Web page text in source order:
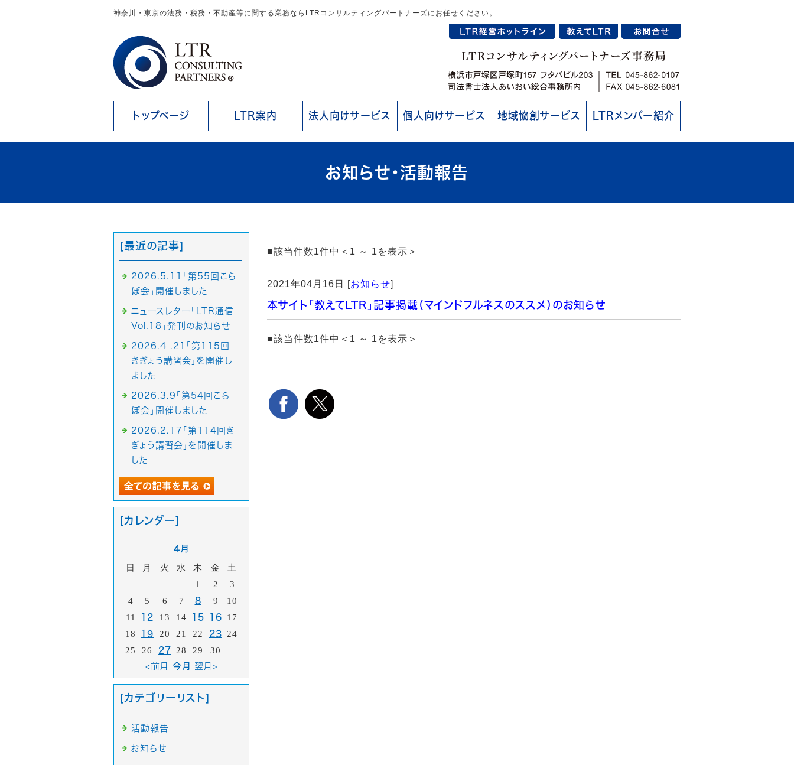
神奈川・東京の法務・税務・不動産等に関する業務ならLTRコンサルティングパートナーズにお任せください。
トップページ LTR案内 法人向けサービス 個人向けサービス 地域協創サービス LTRメンバー紹介
お知らせ・活動報告
■該当件数1件中＜1 ～ 1を表示＞
2021年04月16日 [お知らせ]
本サイト「教えてLTR」記事掲載（マインドフルネスのススメ）のお知らせ
■該当件数1件中＜1 ～ 1を表示＞
[最近の記事]
2026.5.11「第55回こら
ぼ会」開催しました
ニュースレター「LTR通信
Vol.18」発刊のお知らせ
2026.4 .21「第115回
きぎょう講習会」を開催し
ました
2026.3.9「第54回こら
ぼ会」開催しました
2026.2.17「第114回き
ぎょう講習会」を開催しま
した
[カレンダー]
4月
日 月 火 水 木 金
土
1
2
3
4
5 6 7 8 9
10
11
12 13 14 15 16
17
18
19 20 21 22 23
24
25
26 27 28 29 30
<前月 今月 翌月>
[カテゴリーリスト]
活動報告
お知らせ